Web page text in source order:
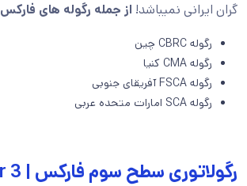
گران ایرانی نمیباشد! از جمله رگوله های فارکس
رگوله CBRC چین
رگوله CMA کنیا
رگوله FSCA آفریقای جنوبی
رگوله SCA امارات متحده عربی
رگولاتوری سطح سوم فارکس | Tier 3